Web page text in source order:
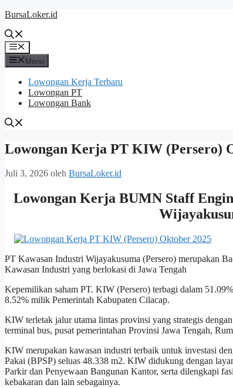
Langsung
isi
BursaLoker.id
Menu
Menu
Lowongan Kerja Terbaru
Lowongan PT
Lowongan Bank
Lowongan Kerja PT KIW (Persero)
Juli 3, 2026 oleh BursaLoker.id
Lowongan Kerja BUMN Staff
PT Kawasan Industri Wijayakusuma (Persero) merupakan
Kawasan Industri yang berlokasi di Jawa Tengah
Kepemilikan saham PT. KIW (Persero) terbagi dalam
8.52% milik Pemerintah Kabupaten Cilacap.
KIW terletak jalur utama lintas provinsi yang strategis
terminal bus, pusat pemerintahan Provinsi Jawa Tengah,
KIW merupakan kawasan industri terbaik untuk investasi
Pakai (BPSP) seluas 48.338 m2. KIW didukung dengan
Parkir dan Penyewaan Bangunan Kantor, serta dilengkapi
kebakaran dan lain sebagainya.